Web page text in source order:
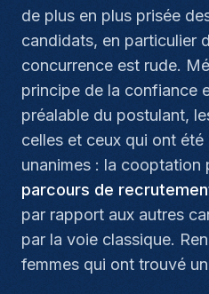
de plus en plus prisée
candidats, en particulier
concurrence est rude.
principe de la confiance
préalable du postulant,
celles et ceux qui ont
unanimes : la cooptation
parcours de
par rapport aux autres
par la voie classique.
femmes qui ont trouvé